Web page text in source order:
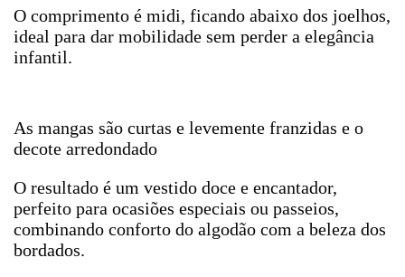
O comprimento é midi, ficando abaixo dos joelhos,
ideal para dar mobilidade sem perder a elegância
infantil.
As mangas são curtas e levemente franzidas e o
decote arredondado
O resultado é um vestido doce e encantador,
perfeito para ocasiões especiais ou passeios,
combinando conforto do algodão com a beleza dos
bordados.